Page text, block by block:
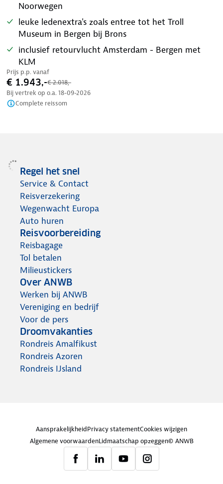
Noorwegen
leuke ledenextra's zoals entree tot het Troll
Museum in Bergen bij Brons
inclusief retourvlucht Amsterdam - Bergen met
KLM
Prijs p.p. vanaf
€ 1.943,-€ 2.018,-
Bij vertrek op o.a. 18-09-2026
Complete reissom
Regel het snel
Service & Contact
Reisverzekering
Wegenwacht Europa
Auto huren
Reisvoorbereiding
Reisbagage
Tol betalen
Milieustickers
Over ANWB
Werken bij ANWB
Vereniging en bedrijf
Voor de pers
Droomvakanties
Rondreis Amalfikust
Rondreis Azoren
Rondreis IJsland
AansprakelijkheidPrivacy statementCookies wijzigen
Algemene voorwaardenLidmaatschap opzeggen© ANWB